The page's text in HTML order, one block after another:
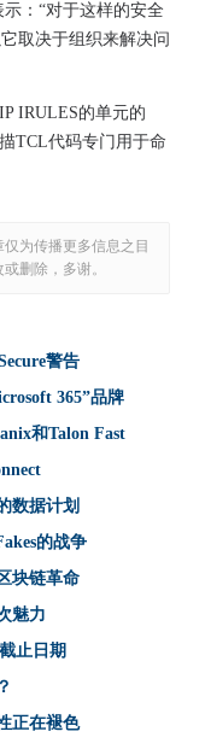
：“对于这样的安全
取决于组织来解决问
IRULES的单元的
TCL代码专门用于命
为传播更多信息之目
删除，多谢。
警告
365”品牌
和Talon Fast
数据计划
的战争
块链革命
魅力
止日期
正在褪色